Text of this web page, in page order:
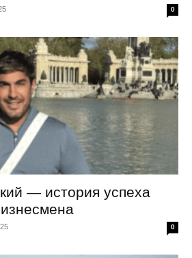
0
— история успеха
0